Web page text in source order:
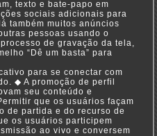
texto e bate-papo em
sociais adicionais para
também muitos anúncios
pessoas usando o
de gravação da tela,
“Dê um basta” para
para se conectar com
◆ A promoção de perfil
seu conteúdo e
que os usuários façam
de partida e do recurso de
os usuários participem
ao vivo e conversem